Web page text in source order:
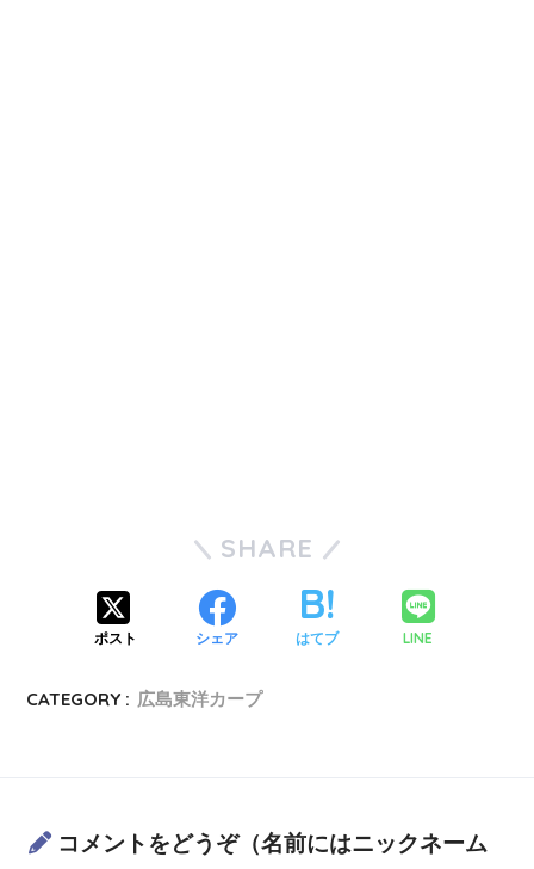
SHARE
ポスト シェア はてブ LINE
CATEGORY : 広島東洋カープ
コメントをどうぞ（名前にはニックネーム